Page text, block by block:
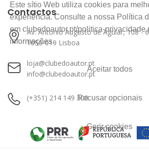
Contactos
Av. António Augusto de Aguiar, 108 -
1050-019 Lisboa
loja@clubedoautor.pt
info@clubedoautor.pt
(+351) 214 149 300
Este sítio Web utiliza cookies para
experiência. Consulte a nossa Política
em clubedoautor.pt/politica-privacidade
informações.
Aceitar todos
Recusar opcionais
Gerir cookies